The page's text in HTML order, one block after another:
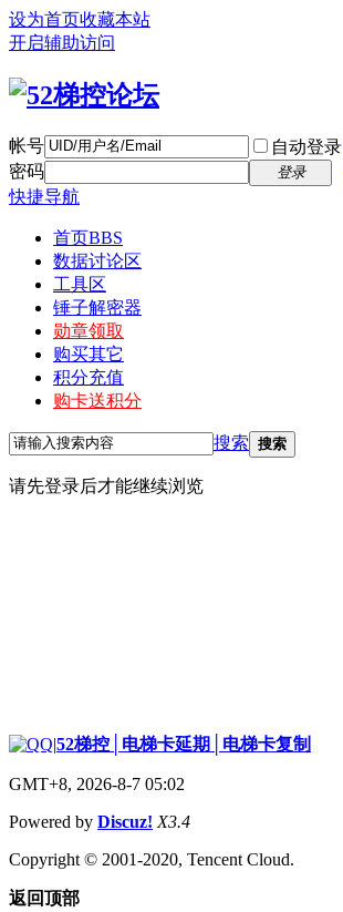
设为首页收藏本站
开启辅助访问
帐号 自动登录
密码
登录
快捷导航
首页BBS
数据讨论区
工具区
锤子解密器
勋章领取
购买其它
积分充值
购卡送积分
搜索 搜索
请先登录后才能继续浏览
|52梯控│电梯卡延期│电梯卡复制
GMT+8, 2026-8-7 05:02
Powered by Discuz! X3.4
Copyright © 2001-2020, Tencent Cloud.
返回顶部